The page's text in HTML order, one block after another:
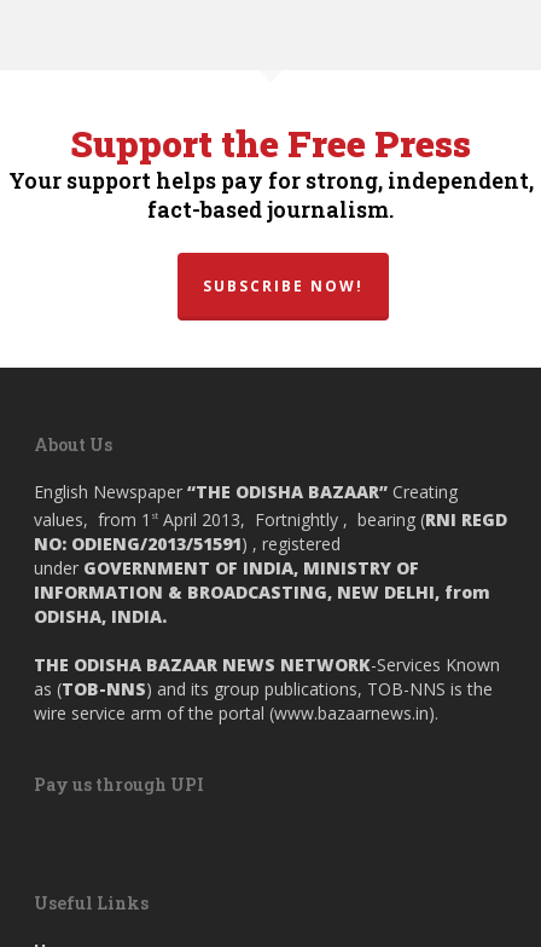
Support the Free Press
Your support helps pay for strong, independent,
fact-based journalism.
SUBSCRIBE NOW!
About Us
English Newspaper “THE ODISHA BAZAAR” Creating
values, from 1 st April 2013, Fortnightly , bearing (RNI REGD
NO: ODIENG/2013/51591) , registered
under GOVERNMENT OF INDIA, MINISTRY OF
INFORMATION & BROADCASTING, NEW DELHI, from
ODISHA, INDIA.
THE ODISHA BAZAAR NEWS NETWORK-Services Known
as (TOB-NNS) and its group publications, TOB-NNS is the
wire service arm of the portal (www.bazaarnews.in).
Pay us through UPI
Useful Links